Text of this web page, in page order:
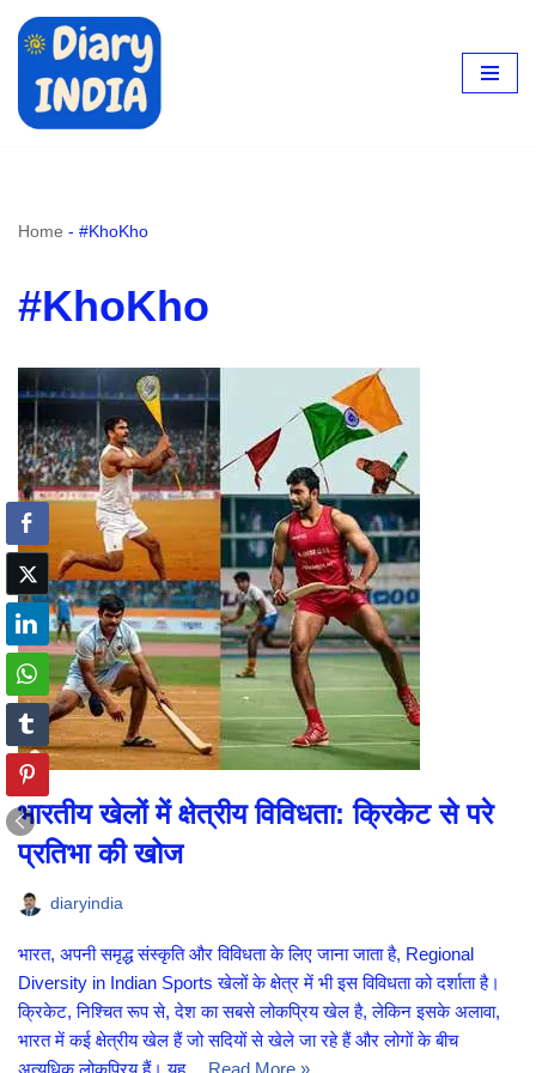
content
Home - #KhoKho
#KhoKho
भारतीय खेलों में क्षेत्रीय विविधता: क्रिकेट से परे
प्रतिभा की खोज
diaryindia
भारत, अपनी समृद्ध संस्कृति और विविधता के लिए जाना जाता है, Regional
Diversity in Indian Sports खेलों के क्षेत्र में भी इस विविधता को दर्शाता है।
क्रिकेट, निश्चित रूप से, देश का सबसे लोकप्रिय खेल है, लेकिन इसके अलावा,
भारत में कई क्षेत्रीय खेल हैं जो सदियों से खेले जा रहे हैं और लोगों के बीच
अत्यधिक लोकप्रिय हैं। यह… Read More »